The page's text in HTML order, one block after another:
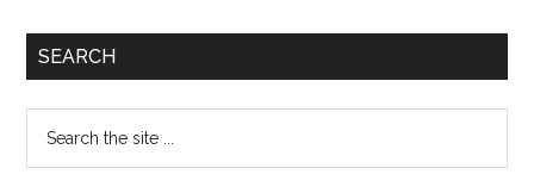
Primary
SEARCH
Search
the